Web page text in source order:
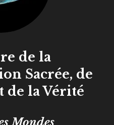
de la
Sacrée, de
la Vérité
Mondes